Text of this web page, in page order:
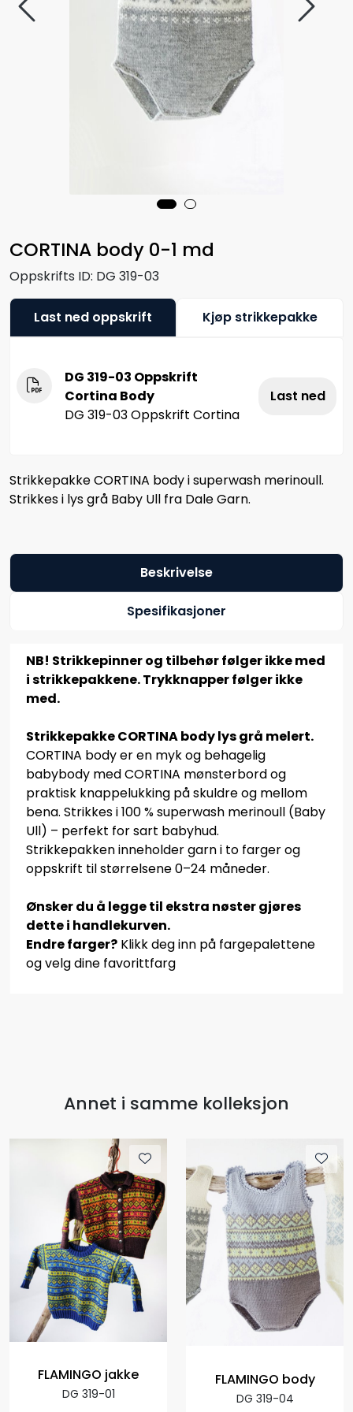
CORTINA body 0-1 md
Oppskrifts ID: DG 319-03
Last ned oppskrift Kjøp strikkepakke
DG 319-03 Oppskrift
Cortina Body
DG 319-03 Oppskrift Cortina
Last ned
Strikkepakke CORTINA body i superwash merinoull.
Strikkes i lys grå Baby Ull fra Dale Garn.
Beskrivelse
Spesifikasjoner
NB! Strikkepinner og tilbehør følger ikke med
i strikkepakkene. Trykknapper følger ikke
med.
StrikkepakkeCORTINA body lys grå melert.
CORTINA body er en myk og behagelig
babybody med CORTINA mønsterbord og
praktisk knappelukking på skuldre og mellom
bena. Strikkes i 100 % superwash merinoull (Baby
Ull) – perfekt for sart babyhud.
Strikkepakken inneholder garn i to farger og
oppskrift til størrelsene 0–24 måneder.
Ønsker du å legge til ekstra nøster gjøres
dette i handlekurven.
Endre farger? Klikk deg inn på fargepalettene
og velg dine favorittfarg
Annet i samme kolleksjon
FLAMINGO jakke
DG 319-01
FLAMINGO body
DG 319-04